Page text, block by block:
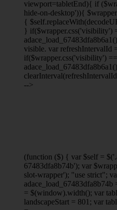
viewport=tabletEnd){ if
hide-on-desktop')){
{
} if($wrapper.css('visibility')
visible. var refreshIntervalId
if($wrapper.css('visibility')
-->
(function ($) { var $self =
67483dfa8b74b'); var
slot-wrapper'); "use strict";
= $(window).width(); var
landscapeStart = 801; var